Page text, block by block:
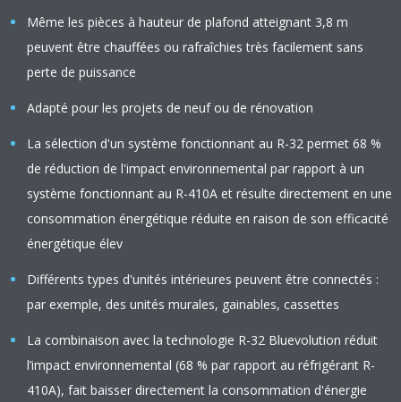
Même les pièces à hauteur de plafond atteignant 3,8 m
peuvent être chauffées ou rafraîchies très facilement sans
perte de puissance
Adapté pour les projets de neuf ou de rénovation
La sélection d'un système fonctionnant au R-32 permet 68 %
de réduction de l'impact environnemental par rapport à un
système fonctionnant au R-410A et résulte directement en une
consommation énergétique réduite en raison de son efficacité
énergétique élev
Différents types d'unités intérieures peuvent être connectés :
par exemple, des unités murales, gainables, cassettes
La combinaison avec la technologie R-32 Bluevolution réduit
l’impact environnemental (68 % par rapport au réfrigérant R-
410A), fait baisser directement la consommation d'énergie